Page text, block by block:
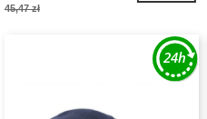
45,47 zł